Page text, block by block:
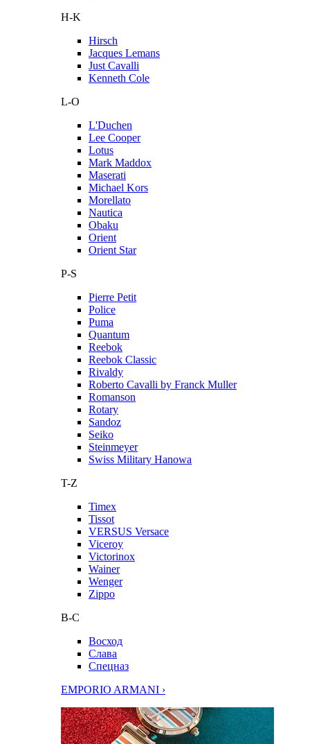
H-K
Hirsch
Jacques Lemans
Just Cavalli
Kenneth Cole
L-O
L'Duchen
Lee Cooper
Lotus
Mark Maddox
Maserati
Michael Kors
Morellato
Nautica
Obaku
Orient
Orient Star
P-S
Pierre Petit
Police
Puma
Quantum
Reebok
Reebok Classic
Rivaldy
Roberto Cavalli by Franck Muller
Romanson
Rotary
Sandoz
Seiko
Steinmeyer
Swiss Military Hanowa
T-Z
Timex
Tissot
VERSUS Versace
Viceroy
Victorinox
Wainer
Wenger
Zippo
В-С
Восход
Слава
Спецназ
EMPORIO ARMANI ›